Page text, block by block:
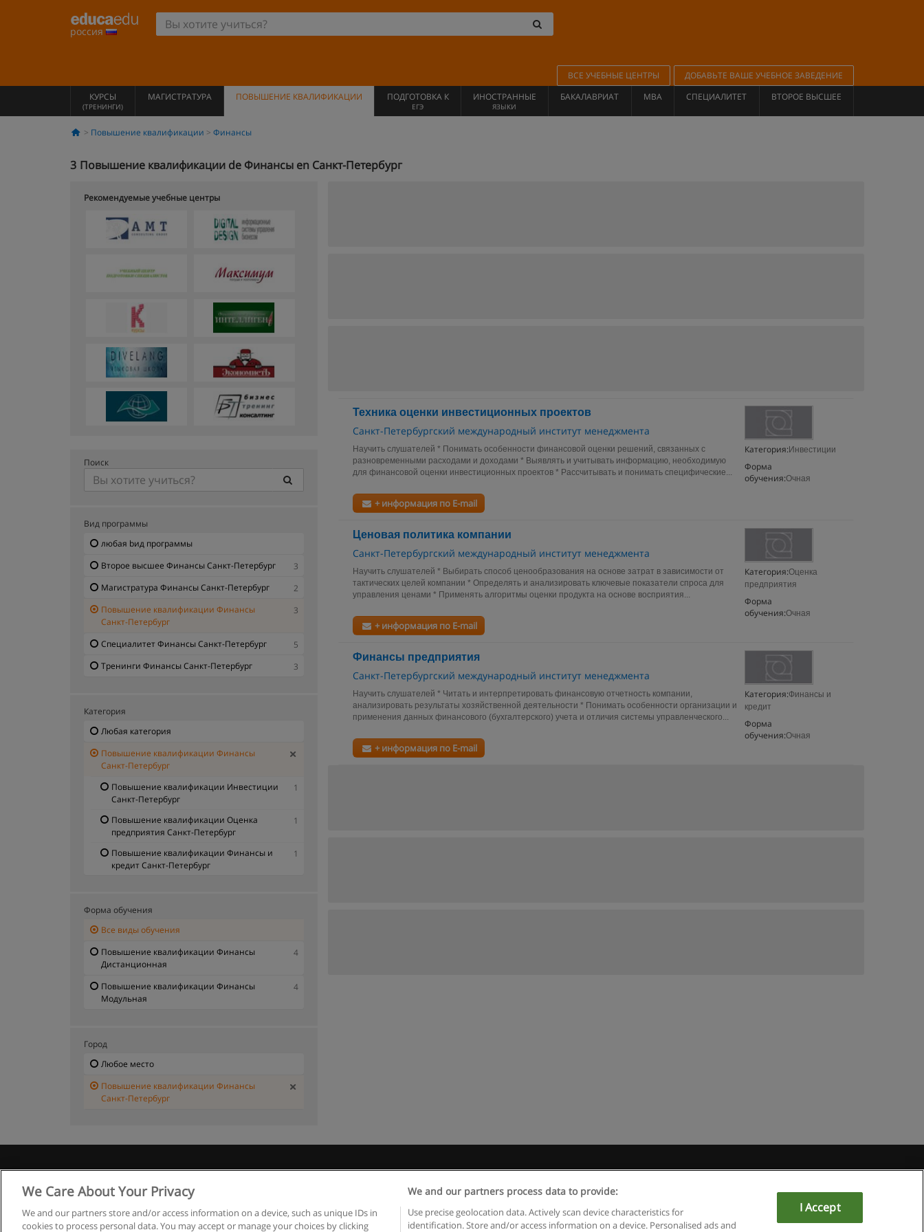
россия
ВСЕ УЧЕБНЫЕ ЦЕНТРЫ
ДОБАВЬТЕ ВАШЕ УЧЕБНОЕ ЗАВЕДЕНИЕ
КУРСЫ
(ТРЕНИНГИ)
МАГИСТРАТУРА ПОВЫШЕНИЕ КВАЛИФИКАЦИИ ПОДГОТОВКА К
ЕГЭ
ИНОСТРАННЫЕ
ЯЗЫКИ
БАКАЛАВРИАТ MBA СПЕЦИАЛИТЕТ ВТОРОЕ ВЫСШЕЕ
Повышение квалификации Финансы
3 Повышение квалификации de Финансы en Санкт-Петербург
Техника оценки инвестиционных проектов
Санкт-Петербургский международный институт менеджмента
Категория: Инвестиции
Форма
обучения:Очная
Научить слушателей * Понимать особенности финансовой оценки решений, связанных с
разновременными расходами и доходами * Выявлять и учитывать информацию, необходимую
для финансовой оценки инвестиционных проектов * Рассчитывать и понимать специфические...
+ информация по E-mail
Ценовая политика компании
Санкт-Петербургский международный институт менеджмента
Категория:Оценка
предприятия
Форма
обучения:Очная
Научить слушателей * Выбирать способ ценообразования на основе затрат в зависимости от
тактических целей компании * Определять и анализировать ключевые показатели спроса для
управления ценами * Применять алгоритмы оценки продукта на основе восприятия...
+ информация по E-mail
Финансы предприятия
Санкт-Петербургский международный институт менеджмента
Категория:Финансы и
кредит
Форма
обучения:Очная
Научить слушателей * Читать и интерпретировать финансовую отчетность компании,
анализировать результаты хозяйственной деятельности * Понимать особенности организации и
применения данных финансового (бухгалтерского) учета и отличия системы управленческого...
+ информация по E-mail
Рекомендуемые учебные центры
Поиск
Вид программы
любая bид программы
Второе высшее Финансы Санкт-Петербург
3
Магистратура Финансы Санкт-Петербург
2
Повышение квалификации Финансы
Санкт-Петербург
3
Специалитет Финансы Санкт-Петербург
5
Тренинги Финансы Санкт-Петербург
3
Категория
Любая категория
Повышение квалификации Финансы
Санкт-Петербург
Повышение квалификации Инвестиции
Санкт-Петербург
1
Повышение квалификации Оценка
предприятия Санкт-Петербург
1
Повышение квалификации Финансы и
кредит Санкт-Петербург
1
Форма обучения
Все виды обучения
Повышение квалификации Финансы
Дистанционная
4
Повышение квалификации Финансы
Модульная
4
Город
Любое место
Повышение квалификации Финансы
Санкт-Петербург
Copyright © Educaedu Business S.L. - CIF : B-95610580: -www.educaedu.ru
We Care About Your Privacy
We and our partners store and/or access information on a device, such as unique IDs in
cookies to process personal data. You may accept or manage your choices by clicking
We and our partners process data to provide:
Use precise geolocation data. Actively scan device characteristics for
identification. Store and/or access information on a device. Personalised ads and
I Accept